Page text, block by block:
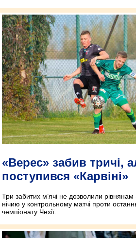
«Верес» забив тричі,
поступився «Карвіні»
Три забитих м’ячі не дозволили
нічию у контрольному матчі проти
чемпіонату Чехії.